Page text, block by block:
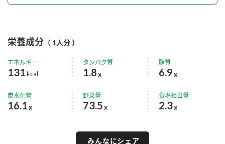
栄養成分 （ 1人分 ）
エネルギー
131kcal
タンパク質
1.8 g
脂質
6.9 g
炭水化物
16.1 g
野菜量
73.5 g
食塩相当量
2.3 g